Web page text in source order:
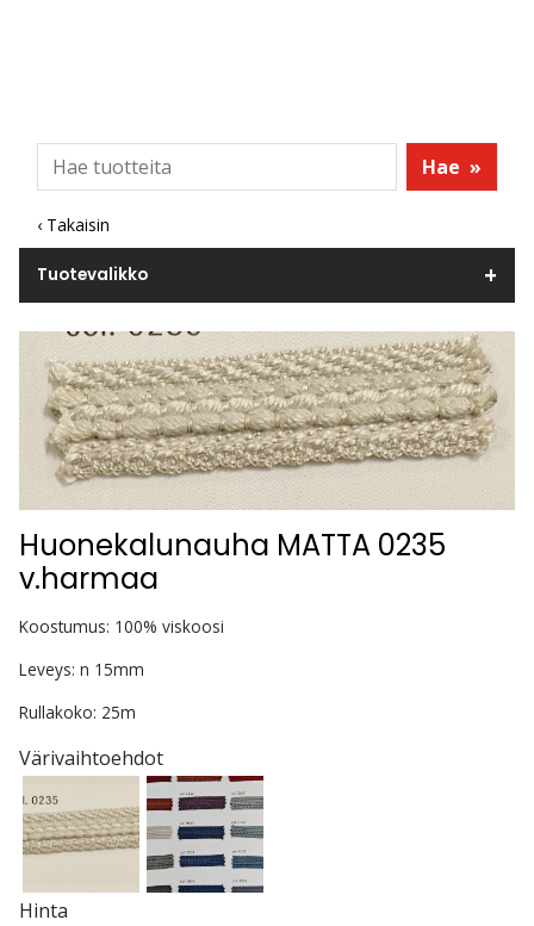
Hae »
‹ Takaisin
Tuotevalikko
Huonekalunauha MATTA 0235
v.harmaa
Koostumus: 100% viskoosi
Leveys: n 15mm
Rullakoko: 25m
Värivaihtoehdot
Hinta